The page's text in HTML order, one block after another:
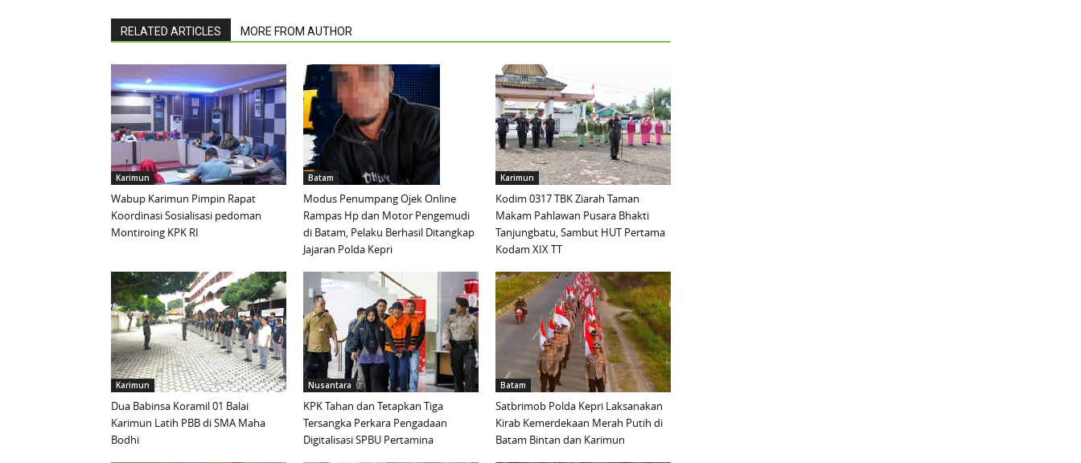
RELATED ARTICLES MORE FROM AUTHOR
Karimun
Wabup Karimun Pimpin Rapat
Koordinasi Sosialisasi pedoman
Montiroing KPK RI
Batam
Modus Penumpang Ojek Online
Rampas Hp dan Motor Pengemudi
di Batam, Pelaku Berhasil Ditangkap
Jajaran Polda Kepri
Karimun
Kodim 0317 TBK Ziarah Taman
Makam Pahlawan Pusara Bhakti
Tanjungbatu, Sambut HUT Pertama
Kodam XIX TT
Karimun
Dua Babinsa Koramil 01 Balai
Karimun Latih PBB di SMA Maha
Bodhi
Nusantara
KPK Tahan dan Tetapkan Tiga
Tersangka Perkara Pengadaan
Digitalisasi SPBU Pertamina
Batam
Satbrimob Polda Kepri Laksanakan
Kirab Kemerdekaan Merah Putih di
Batam Bintan dan Karimun